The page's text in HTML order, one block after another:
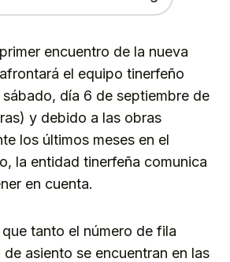
encuentro de la nueva
el equipo tinerfeño
día 6 de septiembre de
y debido a las obras
los últimos meses en el
la entidad tinerfeña comunica
en cuenta.
tanto el número de fila
asiento se encuentran en las